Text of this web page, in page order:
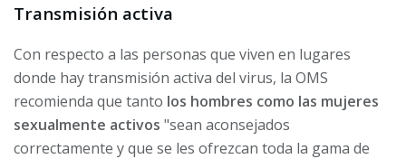
Transmisión activa
Con respecto a las personas que viven en lugares
donde hay transmisión activa del virus, la OMS
recomienda que tanto los hombres como las mujeres
sexualmente activos "sean aconsejados
correctamente y que se les ofrezcan toda la gama de